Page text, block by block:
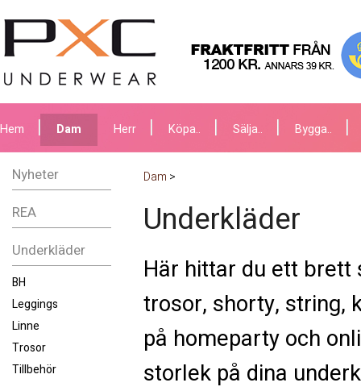
Hem Dam Herr Köpa.. Sälja.. Bygga..
Nyheter
REA
Underkläder
BH
Leggings
Linne
Trosor
Tillbehör
Dam >
Underkläder
Här hittar du ett brett
trosor, shorty, string,
på homeparty och
storlek på dina